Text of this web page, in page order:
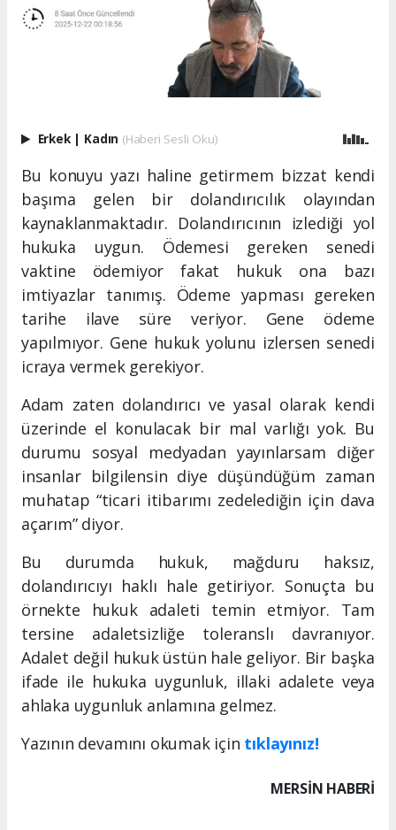
Erkek | Kadın (Haberi Sesli Oku)
Bu konuyu yazı haline getirmem bizzat kendi
başıma gelen bir dolandırıcılık olayından
kaynaklanmaktadır. Dolandırıcının izlediği yol
hukuka uygun. Ödemesi gereken senedi
vaktine ödemiyor fakat hukuk ona bazı
imtiyazlar tanımış. Ödeme yapması gereken
tarihe ilave süre veriyor. Gene ödeme
yapılmıyor. Gene hukuk yolunu izlersen senedi
icraya vermek gerekiyor.
Adam zaten dolandırıcı ve yasal olarak kendi
üzerinde el konulacak bir mal varlığı yok. Bu
durumu sosyal medyadan yayınlarsam diğer
insanlar bilgilensin diye düşündüğüm zaman
muhatap “ticari itibarımı zedelediğin için dava
açarım” diyor.
Bu durumda hukuk, mağduru haksız,
dolandırıcıyı haklı hale getiriyor. Sonuçta bu
örnekte hukuk adaleti temin etmiyor. Tam
tersine adaletsizliğe toleranslı davranıyor.
Adalet değil hukuk üstün hale geliyor. Bir başka
ifade ile hukuka uygunluk, illaki adalete veya
ahlaka uygunluk anlamına gelmez.
Yazının devamını okumak için tıklayınız!
MERSIN HABERİ